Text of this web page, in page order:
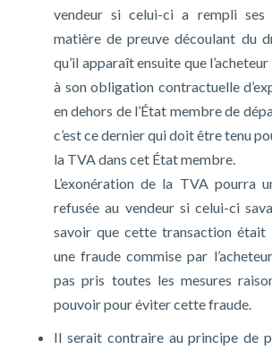
vendeur si celui-ci a rempli ses
matière de preuve découlant du
qu’il apparaît ensuite que
à son obligation contractuelle
en dehors de l’État membre de
c’est ce dernier qui doit être tenu
la TVA dans cet État membre.
L’exonération de la TVA pourra
refusée au vendeur si celui-ci
savoir que cette transaction était
une fraude commise par
pas pris toutes les mesures
pouvoir pour éviter cette fraude.
Il serait contraire au principe de